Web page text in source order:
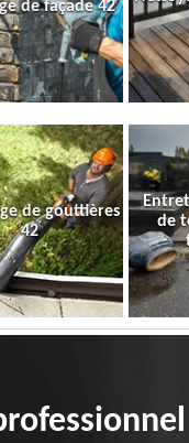
de façade 42
de gouttières
42
de